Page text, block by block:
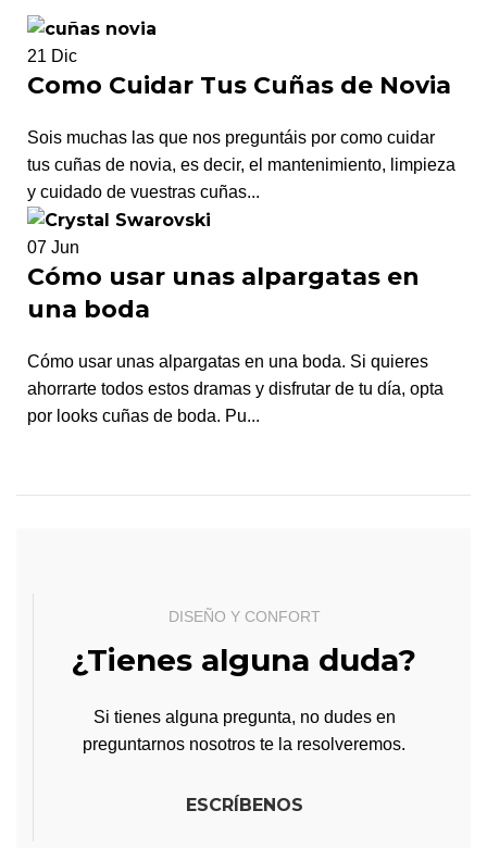
21 Dic
Como Cuidar Tus Cuñas de Novia
Sois muchas las que nos preguntáis por como cuidar
tus cuñas de novia, es decir, el mantenimiento, limpieza
y cuidado de vuestras cuñas...
07 Jun
Cómo usar unas alpargatas en
una boda
Cómo usar unas alpargatas en una boda. Si quieres
ahorrarte todos estos dramas y disfrutar de tu día, opta
por looks cuñas de boda. Pu...
DISEÑO Y CONFORT
¿Tienes alguna duda?
Si tienes alguna pregunta, no dudes en
preguntarnos nosotros te la resolveremos.
ESCRÍBENOS